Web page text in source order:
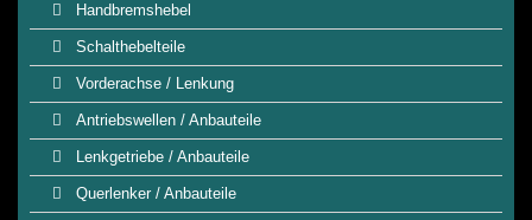
Handbremshebel
Schalthebelteile
Vorderachse / Lenkung
Antriebswellen / Anbauteile
Lenkgetriebe / Anbauteile
Querlenker / Anbauteile